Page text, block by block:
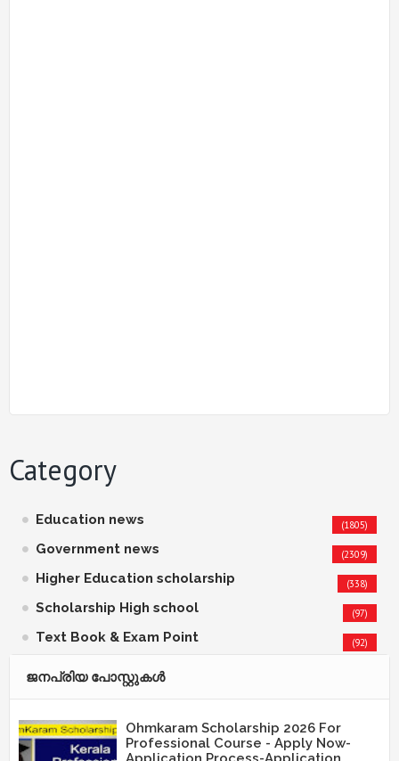
Category
Education news (1805)
Government news (2309)
Higher Education scholarship (338)
Scholarship High school (97)
Text Book & Exam Point (92)
ജനപ്രിയ പോസ്റ്റുകള്‍‌
Ohmkaram Scholarship 2026 For
Professional Course - Apply Now-